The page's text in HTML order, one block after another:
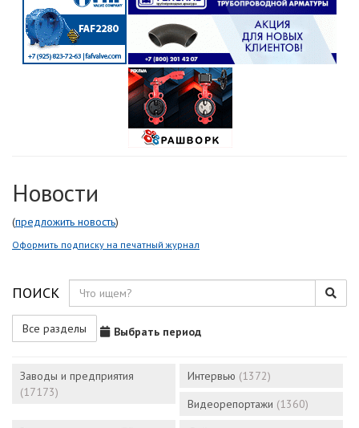
Новости
(предложить новость)
Оформить подписку на печатный журнал
ПОИСК
Все разделы Выбрать период
Заводы и предприятия
(17173)
Интервью (1372)
Видеорепортажи (1360)